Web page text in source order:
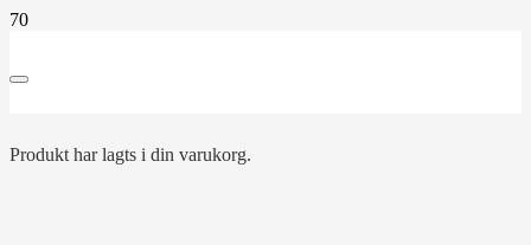
Produkt har lagts i din varukorg.